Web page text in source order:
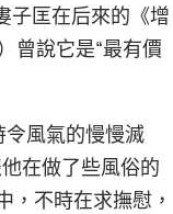
子匡在后來的《增
曾說它是“最有價
風氣的慢慢滅
在做了些風俗的
，不時在求撫慰，